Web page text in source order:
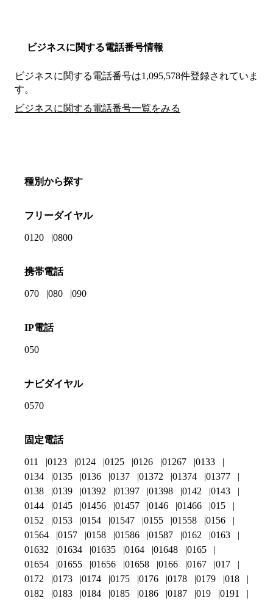
ビジネスに関する電話番号情報
ビジネスに関する電話番号は1,095,578件登録されていま
す。
ビジネスに関する電話番号一覧をみる
種別から探す
フリーダイヤル
0120 0800
携帯電話
070 080 090
IP電話
050
ナビダイヤル
0570
固定電話
011 0123 0124 0125 0126 01267
0133
0134
0135 0136 0137 01372 01374
01377
0138
0139 01392 01397 01398 0142
0143
0144
0145 01456 01457 0146 01466
015
0152
0153 0154 01547 0155 01558
0156
01564
0157 0158 01586 01587 0162
0163
01632
01634 01635 0164 01648
0165
01654
01655 01656 01658 0166 0167
017
0172
0173 0174 0175 0176 0178 0179
018
0182
0183 0184 0185 0186 0187 019 0191